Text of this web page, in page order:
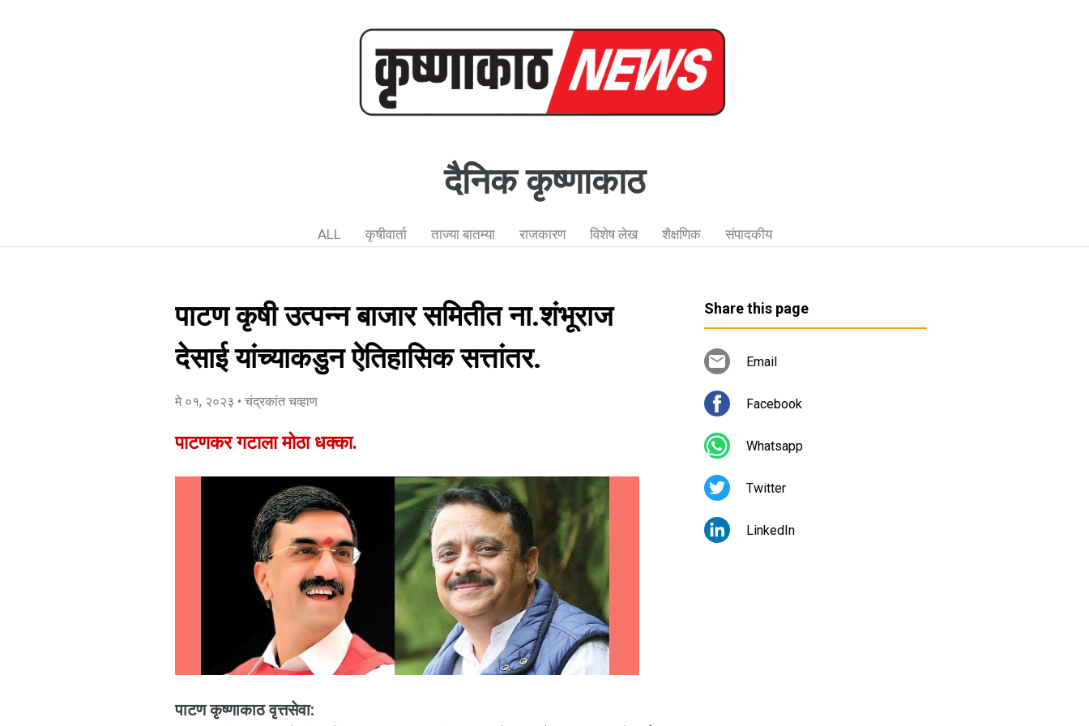
दैनिक कृष्णाकाठ
ALL कृषीवार्ता ताज्या बातम्या राजकारण विशेष लेख शैक्षणिक संपादकीय
पाटण कृषी उत्पन्न बाजार समितीत ना.शंभूराज
देसाई यांच्याकडुन ऐतिहासिक सत्तांतर.
मे ०१, २०२३ • चंद्रकांत चव्हाण
पाटणकर गटाला मोठा धक्का.
पाटण कृष्णाकाठ वृत्तसेवा:
Share this page
Email
Facebook
Whatsapp
Twitter
LinkedIn